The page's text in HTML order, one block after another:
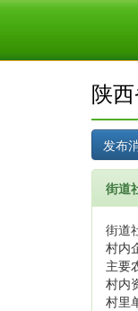
陕
街道
街道
村内
主要
村内
村里